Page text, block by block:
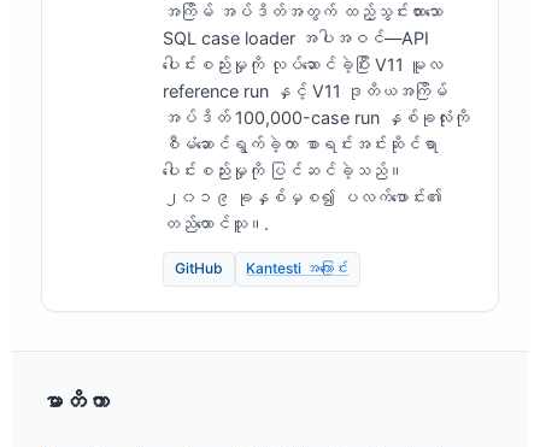
အကြိမ် အပ်ဒိတ်အတွက် ထည့်သွင်းထားသော
SQL case loader အပါအဝင်—API
ပေါင်းစည်းမှုကို လုပ်ဆောင်ခဲ့ပြီး V11 မူလ
reference run နှင့် V11 ဒုတိယအကြိမ်
အပ်ဒိတ် 100,000-case run နှစ်ခုလုံးကို
စီမံဆောင်ရွက်ခဲ့ကာ စာရင်းအင်းဆိုင်ရာ
ပေါင်းစည်းမှုကို ပြင်ဆင်ခဲ့သည်။
၂၀၁၉ ခုနှစ်မှစ၍ ပလက်ဖောင်း၏
တည်ထောင်သူ။.
GitHub Kantesti အကြောင်း
မာတိကာ